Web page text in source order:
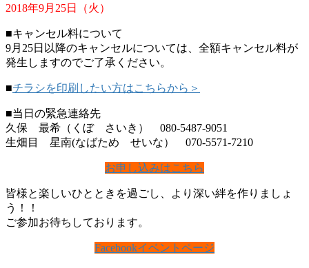
2018年9月25日（火）
■キャンセル料について
9月25日以降のキャンセルについては、全額キャンセル料が
発生しますのでご了承ください。
■チラシを印刷したい方はこちらから＞
■当日の緊急連絡先
久保 最希（くぼ さいき） 080-5487-9051
生畑目 星南(なばため せいな） 070-5571-7210
お申し込みはこちら
皆様と楽しいひとときを過ごし、より深い絆を作りましょ
う！！
ご参加お待ちしております。
Facebookイベントページ